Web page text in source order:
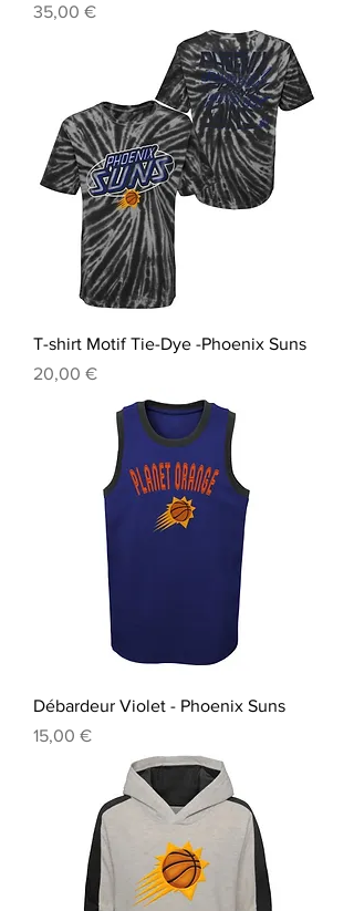
Prix
35,00 €
T-shirt Motif Tie-Dye -Phoenix Suns
Prix
20,00 €
Débardeur Violet - Phoenix Suns
Prix
15,00 €